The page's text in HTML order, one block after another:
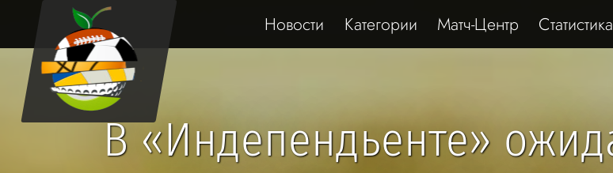
Новости Категории Матч-Центр Статистика
В «Индепендьенте»